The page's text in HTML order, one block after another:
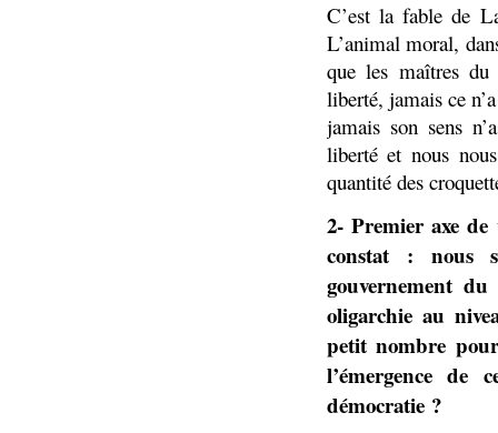
C’est la fable de
L’animal moral,
que les maîtres
liberté, jamais ce
jamais son sens
liberté et nous
quantité des
2- Premier axe
constat : nous
gouvernement
oligarchie au
petit nombre
l’émergence de
démocratie ?